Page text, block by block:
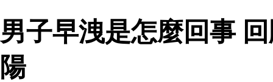
男子早洩是怎麼回事
陽